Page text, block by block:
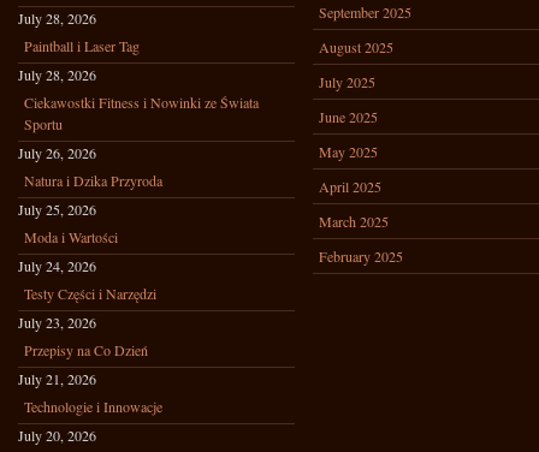
July 28, 2026
Paintball i Laser Tag
July 28, 2026
Ciekawostki Fitness i Nowinki ze Świata
Sportu
July 26, 2026
Natura i Dzika Przyroda
July 25, 2026
Moda i Wartości
July 24, 2026
Testy Części i Narzędzi
July 23, 2026
Przepisy na Co Dzień
July 21, 2026
Technologie i Innowacje
July 20, 2026
September 2025
August 2025
July 2025
June 2025
May 2025
April 2025
March 2025
February 2025